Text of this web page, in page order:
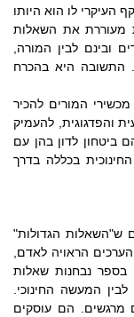
העיקרי לו הוא היותו
מעוררת את השאלות
ובינם לבין המורה,
התשובה היא בהכרח
המורים להכיר
והפדגוגית, להעמיק
לדון בהן עם
בכללה בדרך
ש"השאלות הגדולות"
הראויה לאדם,
נבחנות שאלות
המעשה החינוכי.
מרגשים. הם עוסקים